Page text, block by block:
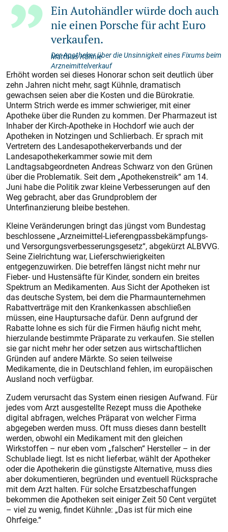
Ein Autohändler würde doch auch
nie einen Porsche für acht Euro
verkaufen.
Matthias Kühnle
Der Apotheker über die Unsinnigkeit eines Fixums beim
Arzneimittelverkauf
Erhöht worden sei dieses Honorar schon seit deutlich über
zehn Jahren nicht mehr, sagt Kühnle, dramatisch
gewachsen seien aber die Kosten und die Bürokratie.
Unterm Strich werde es immer schwieriger, mit einer
Apotheke über die Runden zu kommen. Der Pharmazeut ist
Inhaber der Kirch-Apotheke in Hochdorf wie auch der
Apotheken in Notzingen und Schlierbach. Er sprach mit
Vertretern des Landesapothekerverbands und der
Landesapothekerkammer sowie mit dem
Landtagsabgeordneten Andreas Schwarz von den Grünen
über die Problematik. Seit dem „Apothekenstreik“ am 14.
Juni habe die Politik zwar kleine Verbesserungen auf den
Weg gebracht, aber das Grundproblem der
Unterfinanzierung bleibe bestehen.
Kleine Veränderungen bringt das jüngst vom Bundestag
beschlossene „Arzneimittel-Liefer­engpassbekämpfungs-
und Versorgungsverbesserungsgesetz“, abgekürzt ALBVVG.
Seine Zielrichtung war, Lieferschwierigkeiten
entgegenzuwirken. Die betreffen längst nicht mehr nur
Fieber- und Hus­tensäfte für Kinder, sondern ein breites
Spektrum an Medikamenten. Aus Sicht der Apotheken ist
das deutsche System, bei dem die Pharmaunternehmen
Rabattverträge mit den Krankenkassen abschließen
müssen, eine Hauptursache dafür. Denn aufgrund der
Rabatte lohne es sich für die Firmen häufig nicht mehr,
hierzulande bestimmte Präparate zu verkaufen. Sie stellen
sie gar nicht mehr her oder setzen aus wirtschaftlichen
Gründen auf andere Märkte. So seien teilweise
Medikamente, die in Deutschland fehlen, im europäischen
Ausland noch verfügbar.
Zudem verursacht das System einen riesigen Aufwand. Für
jedes vom Arzt ausgestellte Rezept muss die Apotheke
digital abfragen, welches Präparat von welcher Firma
abgegeben werden muss. Oft muss dieses dann bestellt
werden, obwohl ein Medikament mit den gleichen
Wirkstoffen – nur eben vom „falschen“ Hersteller – in der
Schublade liegt. Ist es nicht lieferbar, wählt der Apotheker
oder die Apothekerin die günstigste Alternative, muss dies
aber dokumentieren, begründen und eventuell Rücksprache
mit dem Arzt halten. Für solche Ersatzbeschaffungen
bekommen die Apotheken seit einiger Zeit 50 Cent vergütet
– viel zu wenig, findet Kühnle: „Das ist für mich eine
Ohrfeige.“